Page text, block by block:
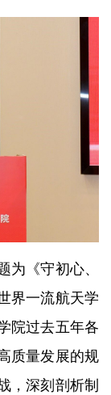
为《守初心、
界一流航天学
院过去五年各
质量发展的规
，深刻剖析制